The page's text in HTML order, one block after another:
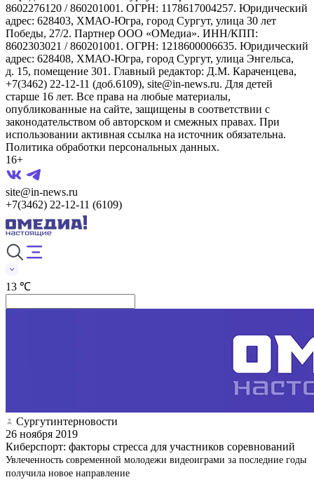
8602276120 / 860201001. ОГРН: 1178617004257. Юридический
адрес: 628403, ХМАО-Югра, город Сургут, улица 30 лет
Победы, 27/2. Партнер ООО «ОМедиа». ИНН/КПП:
8602303021 / 860201001. ОГРН: 1218600006635. Юридический
адрес: 628408, ХМАО-Югра, город Сургут, улица Энгельса,
д. 15, помещение 301. Главный редактор: Д.М. Караченцева,
+7(3462) 22-12-11 (доб.6109), site@in-news.ru. Для детей
старше 16 лет. Все права на любые материалы,
опубликованные на сайте, защищены в соответствии с
законодательством об авторском и смежных правах. При
использовании активная ссылка на источник обязательна.
Политика обработки персональных данных.
16+
site@in-news.ru
+7(3462) 22-12-11 (6109)
13 ℃
Сургутинтерновости
26 ноября 2019
Киберспорт: факторы стресса для участников соревнований
Увлеченность современной молодежи видеоиграми за последние годы
получила новое направление